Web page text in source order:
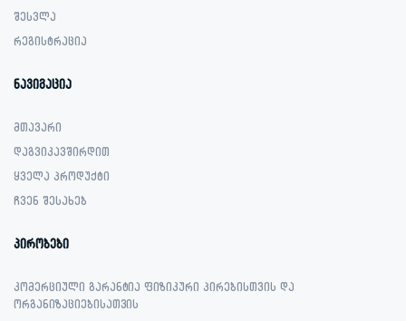
შესვლა
რეგისტრაცია
ნავიგაცია
მთავარი
დაგვიკავშირდით
ყველა პროდუქტი
ჩვენ შესახებ
პირობები
კომერციული გარანტია ფიზიკური პირებისთვის და
ორგანიზაციებისათვის